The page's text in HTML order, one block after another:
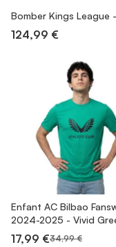
Bomber Kings League
124,99 €
Enfant AC Bilbao
2024-2025 - Vivid
17,99 €34,99 €